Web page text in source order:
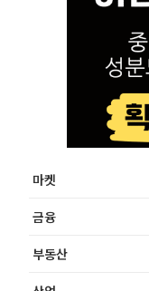
마켓
금융
부동산